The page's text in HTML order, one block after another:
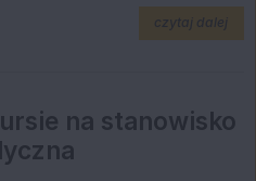
czytaj dalejna
na stanowisko